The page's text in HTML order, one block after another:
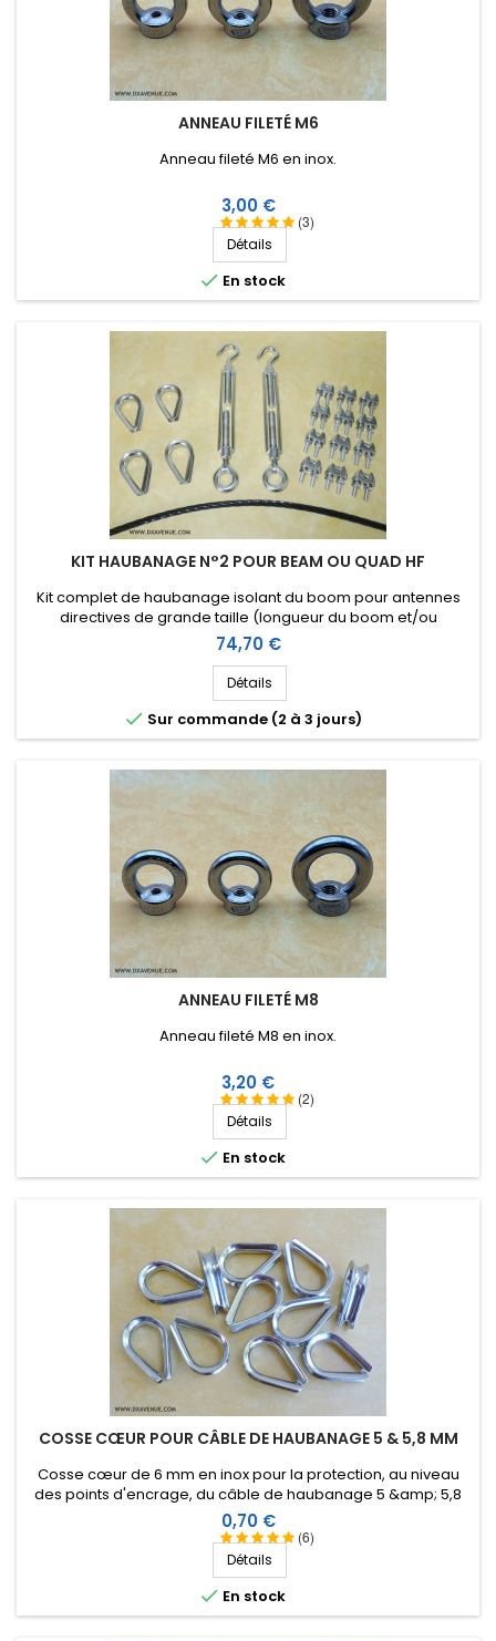
ANNEAU FILETÉ M6
(3)
Anneau fileté M6 en inox.
Prix
3,00 €
Détails
 En stock
KIT HAUBANAGE N°2 POUR BEAM OU QUAD HF
Kit complet de haubanage isolant du boom pour antennes
directives de grande taille (longueur du boom et/ou
envergure des éléments). Accessoires en inox.
Prix
74,70 €
Détails
 Sur commande (2 à 3 jours)
ANNEAU FILETÉ M8
(2)
Anneau fileté M8 en inox.
Prix
3,20 €
Détails
 En stock
COSSE CŒUR POUR CÂBLE DE HAUBANAGE 5 & 5,8 MM
(6)
Cosse cœur de 6 mm en inox pour la protection, au niveau
des points d'encrage, du câble de haubanage 5 &amp; 5,8
mm.
Prix
0,70 €
Détails
 En stock